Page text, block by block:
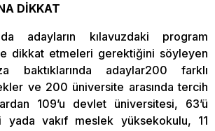
DİKKAT
adayların kılavuzdaki program
dikkat etmeleri gerektiğini söyleyen
baktıklarında adaylar200 farklı
ve 200 üniversite arasında tercih
109’u devlet üniversitesi, 63’ü
yada vakıf meslek yüksekokulu, 11